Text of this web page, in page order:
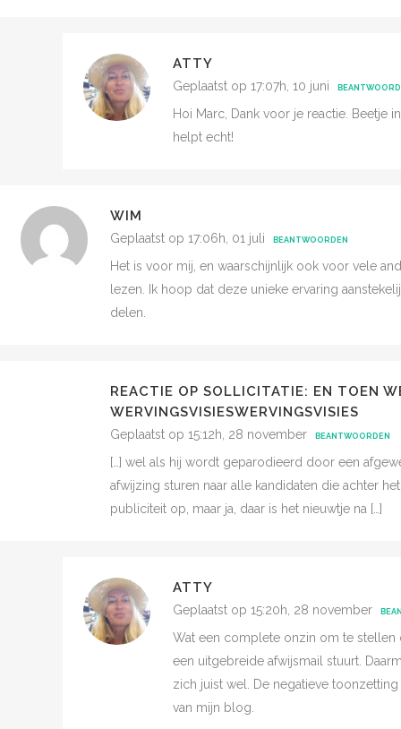
ATTY
Geplaatst op 17:07h, 10 juni
Hoi Marc, Dank voor je reactie. Beetje
helpt echt!
WIM
Geplaatst op 17:06h, 01 juli BEANTWOORDEN
Het is voor mij, en waarschijnlijk ook voor vele
lezen. Ik hoop dat deze unieke ervaring
delen.
REACTIE OP SOLLICITATIE: EN TOEN
WERVINGSVISIESWERVINGSVISIES
Geplaatst op 15:12h, 28 november BEANTWOORDEN
[…] wel als hij wordt geparodieerd door een
afwijzing sturen naar alle kandidaten die achter
publiciteit op, maar ja, daar is het nieuwtje na […]
ATTY
Geplaatst op 15:20h, 28 november
Wat een complete onzin om te stellen
een uitgebreide afwijsmail stuurt.
zich juist wel. De negatieve
van mijn blog.